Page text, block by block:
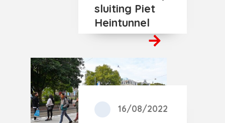
sluiting Piet
Heintunnel
16/08/2022